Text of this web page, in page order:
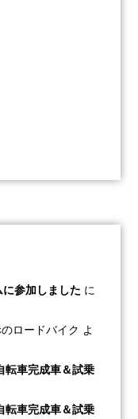
参加しました に
ロードバイク よ
転車完成車＆試乗
転車完成車＆試乗